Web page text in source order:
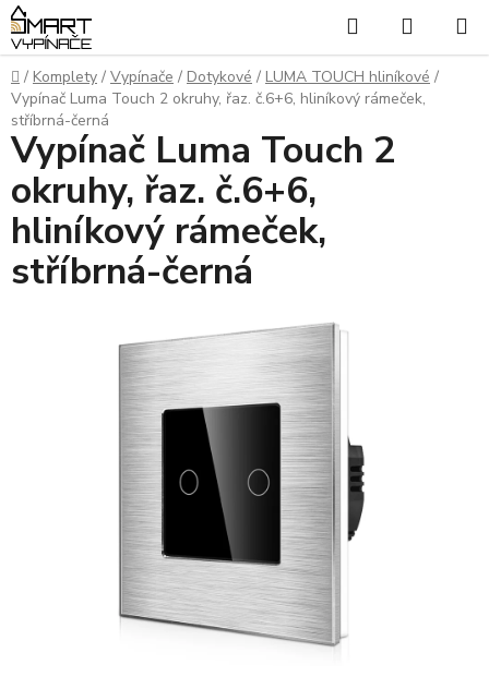
Přejít
na
obsah
Hledat
KOŠÍK
Domů
/ Komplety / Vypínače / Dotykové / LUMA TOUCH hliníkové /
Vypínač Luma Touch 2 okruhy, řaz. č.6+6, hliníkový rámeček,
stříbrná-černá
Vypínač Luma Touch 2
okruhy, řaz. č.6+6,
hliníkový rámeček,
stříbrná-černá